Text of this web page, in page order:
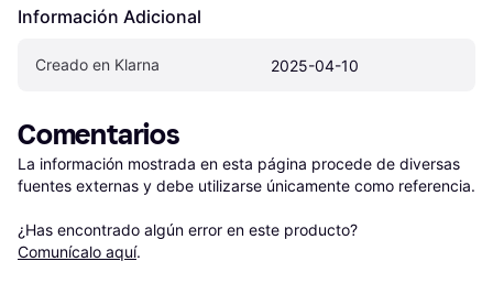
Información Adicional
Creado en Klarna 2025-04-10
Comentarios
La información mostrada en esta página procede de diversas
fuentes externas y debe utilizarse únicamente como referencia.
¿Has encontrado algún error en este producto?
Comunícalo aquí.